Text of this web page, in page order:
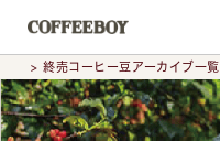
> 終売コーヒー豆アーカイブ一覧